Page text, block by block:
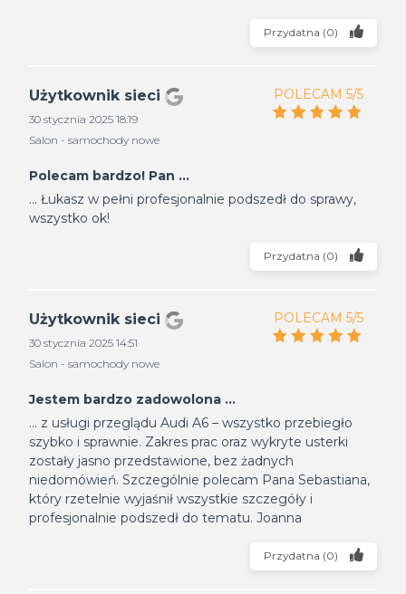
Przydatna (0)
Użytkownik sieci
30 stycznia 2025 18:19
Salon - samochody nowe
POLECAM 5/5
Polecam bardzo! Pan ...
... Łukasz w pełni profesjonalnie podszedł do sprawy,
wszystko ok!
Przydatna (0)
Użytkownik sieci
30 stycznia 2025 14:51
Salon - samochody nowe
POLECAM 5/5
Jestem bardzo zadowolona ...
... z usługi przeglądu Audi A6 – wszystko przebiegło
szybko i sprawnie. Zakres prac oraz wykryte usterki
zostały jasno przedstawione, bez żadnych
niedomówień. Szczególnie polecam Pana Sebastiana,
który rzetelnie wyjaśnił wszystkie szczegóły i
profesjonalnie podszedł do tematu. Joanna
Przydatna (0)